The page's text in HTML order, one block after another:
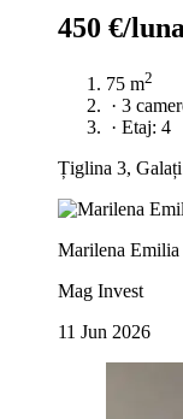
450 €/luna
75 m2
· 3
· Etaj: 4
Țiglina 3, Galați
Marilena Emilia
Mag Invest
11 Jun 2026